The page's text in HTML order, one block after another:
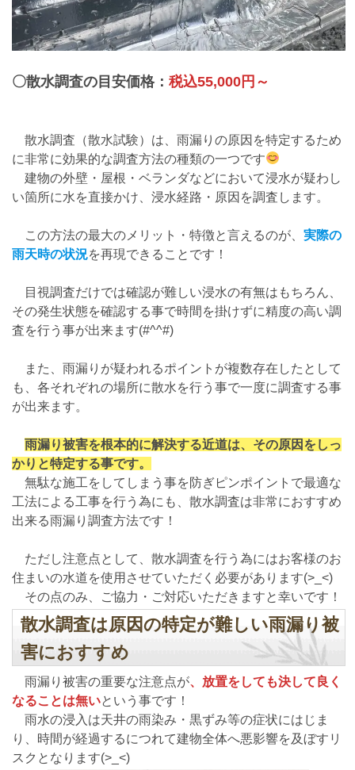
〇散水調査の目安価格： 税込55,000円～
散水調査（散水試験）は、雨漏りの原因を特定するため
に非常に効果的な調査方法の種類の一つです
建物の外壁・屋根・ベランダなどにおいて浸水が疑わし
い箇所に水を直接かけ、浸水経路・原因を調査します。
この方法の最大のメリット・特徴と言えるのが、 実際の
雨天時の状況を再現できることです！
目視調査だけでは確認が難しい浸水の有無はもちろん、
その発生状態を確認する事で時間を掛けずに精度の高い調
査を行う事が出来ます(#^^#)
また、雨漏りが疑われるポイントが複数存在したとして
も、各それぞれの場所に散水を行う事で一度に調査する事
が出来ます。
雨漏り被害を根本的に解決する近道は、その原因をしっ
かりと特定する事です。
無駄な施工をしてしまう事を防ぎピンポイントで最適な
工法による工事を行う為にも、散水調査は非常におすすめ
出来る雨漏り調査方法です！
ただし注意点として、散水調査を行う為にはお客様のお
住まいの水道を使用させていただく必要があります(>_<)
その点のみ、ご協力・ご対応いただきますと幸いです！
散水調査は原因の特定が難しい雨漏り被
害におすすめ
雨漏り被害の重要な注意点が、放置をしても決して良く
なることは無いという事です！
雨水の浸入は天井の雨染み・黒ずみ等の症状にはじま
り、時間が経過するにつれて建物全体へ悪影響を及ぼすリ
スクとなります(>_<)